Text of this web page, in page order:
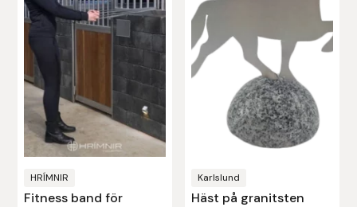
HRÍMNIR
Fitness band för
Karlslund
Häst på granitsten
Suedwind
Tear-Aid
Tekna
Tidningen Ridsport Island
TöltSaga